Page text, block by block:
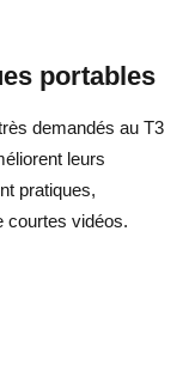
portables
demandés au T3
leurs
pratiques,
courtes vidéos.